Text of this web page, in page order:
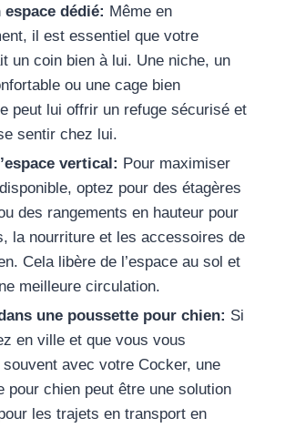
dédié: Même en
il est essentiel que votre
un coin bien à lui. Une niche, un
ou une cage bien
peut lui offrir un refuge sécurisé et
sentir chez lui.
vertical: Pour maximiser
optez pour des étagères
des rangements en hauteur pour
la nourriture et les accessoires de
Cela libère de l’espace au sol et
meilleure circulation.
une poussette pour chien: Si
en ville et que vous vous
avec votre Cocker, une
pour chien peut être une solution
les trajets en transport en